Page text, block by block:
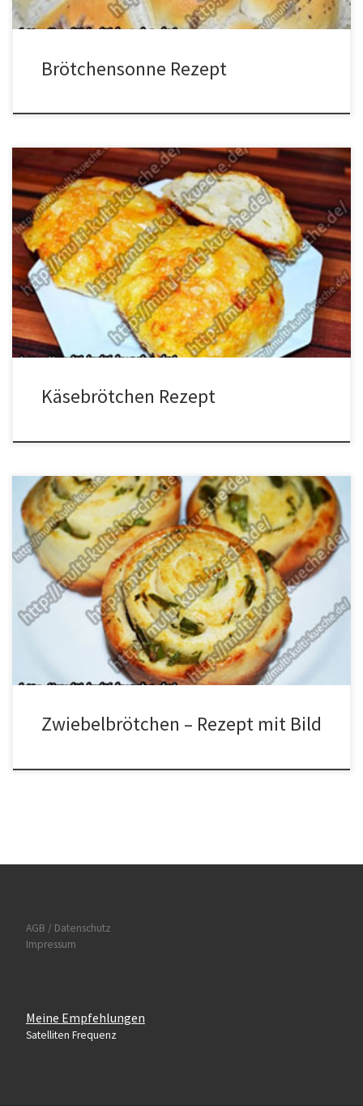
Brötchensonne Rezept
Zutaten für Käsebrötchen Rezept 1 Eiweißca. 500g Mehl1 Würfel
Hefe50g Butter200g Gouda (gerieben)14 Goudascheiben250 ml
warmes Wasser1 EL Milch1 EL Salz und Zucker Zubereitung für
Käsebrötchen Rezept Mehl, im Wasser aufgelöste Hefe, Salz und
Zucker in eine Schüssel geben und vermischen. Die Butter und den
Käse dazugeben. Falls der Teig […]
Käsebrötchen Rezept
Zutaten für Zwiebelbrötchen 2 Eier1 kg Mehl340 ml Milch170 ml
Öl3 EL. Zucker2 EL. Salz1 Würfel HefeLauchzwiebeletwas ÖlDill
Zubereitung für Zwiebelbrötchen Aus in Milch aufgelöster Hefe, Öl,
Eiweiß, Zucker, Salz, und Mehl einen Teig herstellen. Den Teig auf
ein bemehlte Arbeitsfläche geben und noch einmal kneten. Mit
einer Schüssel bedecken […]
Zwiebelbrötchen – Rezept mit Bild
AGB / Datenschutz
Impressum
Meine Empfehlungen
Satelliten Frequenz